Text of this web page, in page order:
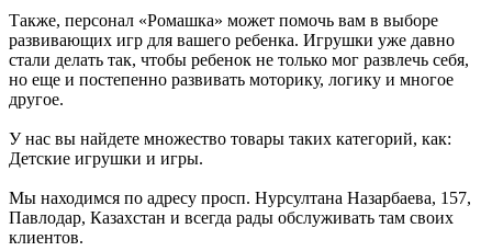
Также, персонал «Ромашка» может помочь вам в выборе
развивающих игр для вашего ребенка. Игрушки уже давно
стали делать так, чтобы ребенок не только мог развлечь себя,
но еще и постепенно развивать моторику, логику и многое
другое.
У нас вы найдете множество товары таких категорий, как:
Детские игрушки и игры.
Мы находимся по адресу просп. Нурсултана Назарбаева, 157,
Павлодар, Казахстан и всегда рады обслуживать там своих
клиентов.